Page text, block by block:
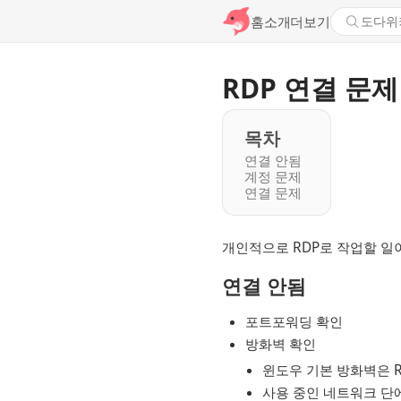
홈소개더보기
RDP 연결 문
목차
연결 안됨
계정 문제
연결 문제
개인적으로 RDP로 작업할
연결 안됨
포트포워딩 확인
방화벽 확인
윈도우 기본 방화벽은
사용 중인 네트워크 단